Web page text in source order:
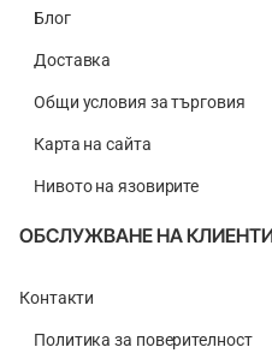
Блог
Доставка
Общи условия за търговия
Карта на сайта
Нивото на язовирите
ОБСЛУЖВАНЕ НА
Контакти
Политика за поверителност